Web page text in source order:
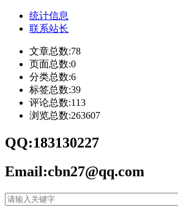
统计信息
联系站长
文章总数:78
页面总数:0
分类总数:6
标签总数:39
评论总数:113
浏览总数:263607
QQ:183130227
Email:cbn27@qq.com